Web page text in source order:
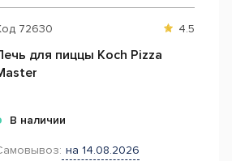
72630 4.5
для пиццы Koch Pizza
В наличии
на 14.08.2026